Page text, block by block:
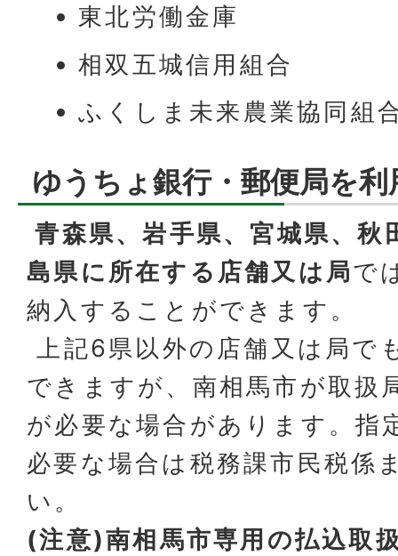
東北労働金庫
相双五城信用組合
ふくしま未来農業協同組
ゆうちょ銀行・郵便局を
青森県、岩手県、宮城県、秋
島県に所在する店舗又は局で
納入することができます。
上記6県以外の店舗又は局で
できますが、南相馬市が取扱
が必要な場合があります。指
必要な場合は税務課市民税係
い。
(注意)南相馬市専用の払込取